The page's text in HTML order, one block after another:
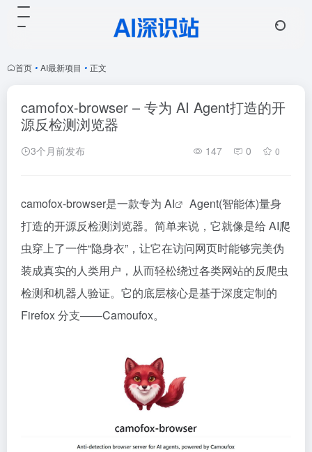
首页 • AI最新项目 • 正文
camofox-browser – 专为 AI Agent打造的开
源反检测浏览器
3个月前发布 147 0 0
camofox-browser是一款专为 AI
Agent(智能体)量身
打造的开源反检测浏览器。简单来说，它就像是给 AI爬
虫穿上了一件“隐身衣”，让它在访问网页时能够完美伪
装成真实的人类用户，从而轻松绕过各类网站的反爬虫
检测和机器人验证。它的底层核心是基于深度定制的
Firefox 分支——Camoufox。